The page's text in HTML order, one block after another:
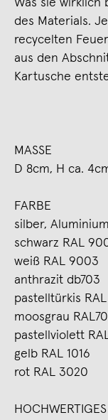
Was sie wirklich
des Materials.
recycelten
aus den
Kartusche
MASSE
D 8cm, H ca.
FARBE
silber,
schwarz RAL
weiß RAL 9003
anthrazit db703
pastelltürkis
moosgrau
pastellviolett
gelb RAL 1016
rot RAL 3020